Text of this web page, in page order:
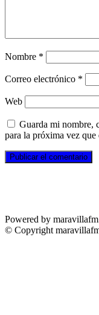
Nombre *
Correo electrónico *
Web
Guarda mi nombre,
para la próxima vez que
Powered by
© Copyright